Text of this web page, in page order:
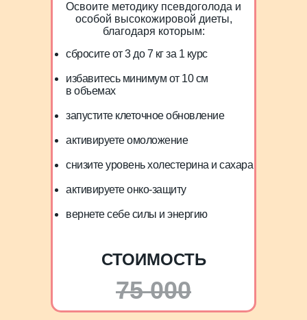
75 000
СТОИМОСТЬ
сбросите от 3 до 7 кг за 1 курс
избавитесь минимум от 10 см
в объемах
запустите клеточное обновление
активируете омоложение
снизите уровень холестерина и сахара
активируете онко-защиту
вернете себе силы и энергию
Освоите методику псевдоголода и
особой высокожировой диеты,
благодаря которым: